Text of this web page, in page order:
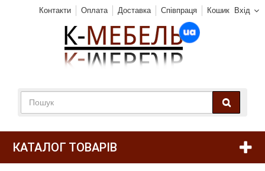
Вхід
Контакти Оплата Доставка Співпраця Кошик
КАТАЛОГ ТОВАРІВ